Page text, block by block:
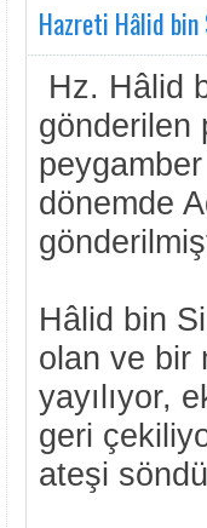
Hazreti Hâlid bin
Hz. Hâlid
gönderilen
dönemde
Hâlid bin
olan ve bir
yayılıyor,
geri
ateşi